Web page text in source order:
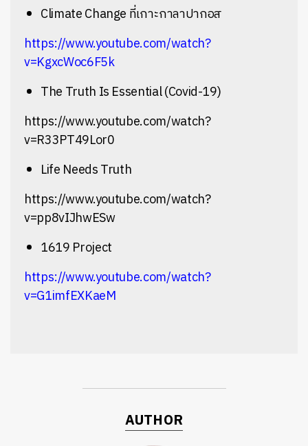
Climate Change ที่เกาะกาลาปากอส
https://www.youtube.com/watch?
v=KgxcWoc6F5k
The Truth Is Essential (Covid-19)
https://www.youtube.com/watch?
v=R33PT49Lor0
Life Needs Truth
https://www.youtube.com/watch?
v=pp8vIJhwESw
1619 Project
https://www.youtube.com/watch?
v=G1imfEXKaeM
AUTHOR